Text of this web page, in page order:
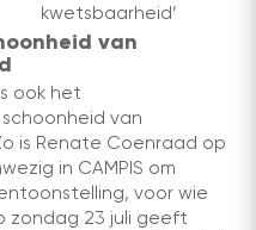
kwetsbaarheid’
van
ook het
van
is Renate Coenraad op
in CAMPIS om
voor wie
23 juli geeft